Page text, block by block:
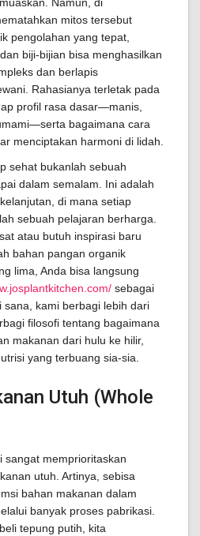
Namun, di
mitos tersebut
pengolahan yang tepat,
biji-bijian bisa menghasilkan
dan berlapis
Rahasianya terletak pada
profil rasa dasar—manis,
bagaimana cara
menciptakan harmoni di lidah.
sehat bukanlah sebuah
dalam semalam. Ini adalah
di mana setiap
sebuah pelajaran berharga.
atau butuh inspirasi baru
bahan pangan organik
lima, Anda bisa langsung
sebagai
sana, kami berbagi lebih dari
filosofi tentang bagaimana
makanan dari hulu ke hilir,
yang terbuang sia-sia.
Utuh (Whole
sangat memprioritaskan
utuh. Artinya, sebisa
bahan makanan dalam
banyak proses pabrikasi.
tepung putih, kita